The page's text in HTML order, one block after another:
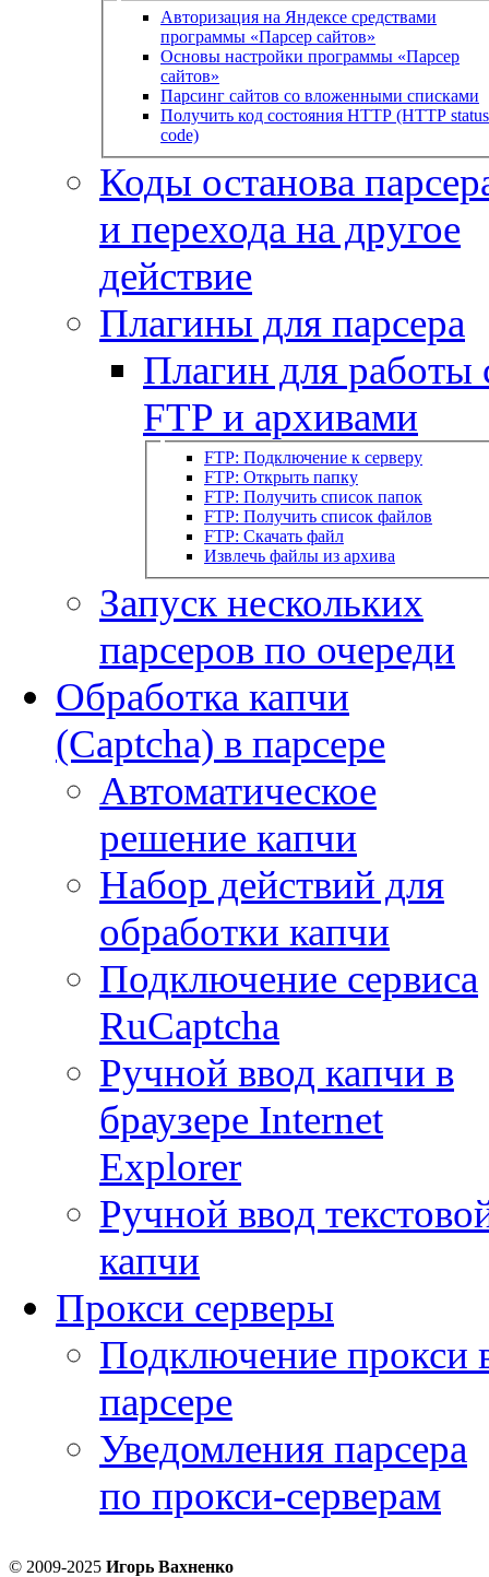
Авторизация на Яндексе средствами
программы «Парсер сайтов»
Основы настройки программы «Парсер
сайтов»
Парсинг сайтов со вложенными списками
Получить код состояния HTTP (HTTP status
code)
Коды останова
и перехода на другое
действие
Плагины для парсера
Плагин для работы
FTP и архивами
FTP: Подключение к серверу
FTP: Открыть папку
FTP: Получить список папок
FTP: Получить список файлов
FTP: Скачать файл
Извлечь файлы из архива
Запуск нескольких
парсеров по очереди
Обработка капчи
(Captcha) в парсере
Автоматическое
решение капчи
Набор действий для
обработки капчи
Подключение сервиса
RuCaptcha
Ручной ввод капчи в
браузере Internet
Explorer
Ручной ввод
капчи
Прокси серверы
Подключение прокси
парсере
Уведомления парсера
по прокси-серверам
© 2009-2025 Игорь Вахненко